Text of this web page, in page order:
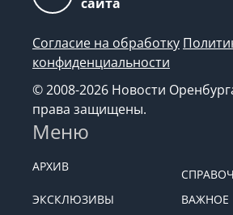
Согласие на обработку
конфиденциальности
© 2008-2026 Новости
права защищены.
Меню
АРХИВ
ЭКСКЛЮЗИВЫ
ВАЖНОЕ